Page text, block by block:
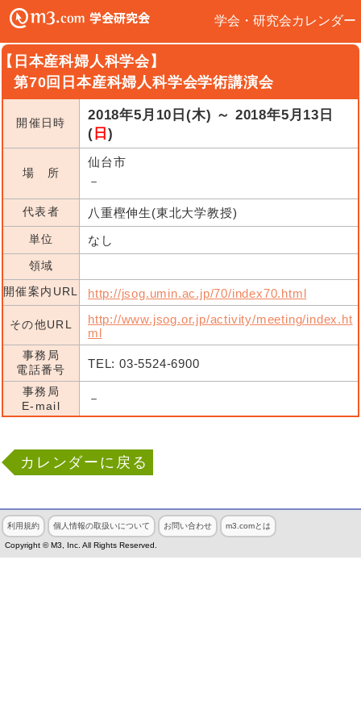
学会・研究会カレンダー
日本産科婦人科学会】
第70回日本産科婦人科学会学術講演会
開催日時
2018年5月10日(木) ～ 2018年5月13日
( 日 )
場 所
仙台市
－
代表者 八重樫伸生(東北大学教授)
単位 なし
領域
開催案内URL
http://jsog.umin.ac.jp/70/index70.html
その他URL
http://www.jsog.or.jp/activity/meeting/index.ht
ml
事務局
電話番号
TEL: 03-5524-6900
事務局
E-mail
－
カレンダーに戻る
利用規約 個人情報の取扱いについて お問い合わせ m3.comとは
Copyright © M3, Inc. All Rights Reserved.